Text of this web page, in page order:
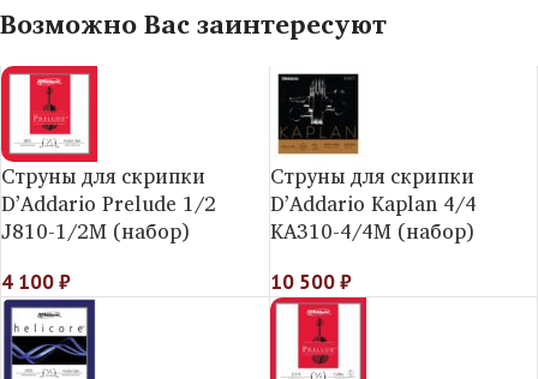
Возможно Вас заинтересуют
Струны для скрипки
D’Addario Prelude 1/2
J810-1/2M (набор)
4 100₽
Струны для скрипки
D’Addario Kaplan 4/4
KA310-4/4M (набор)
10 500₽